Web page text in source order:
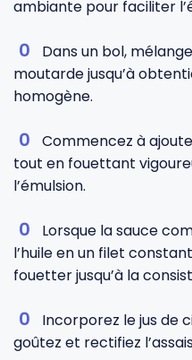
ambiante pour faciliter
Dans un bol,
moutarde jusqu’à
homogène.
Commencez à
tout en fouettant
l’émulsion.
Lorsque la sauce
l’huile en un filet
fouetter jusqu’à la
Incorporez le jus de
goûtez et rectifiez